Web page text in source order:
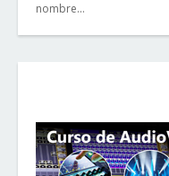
nombre…